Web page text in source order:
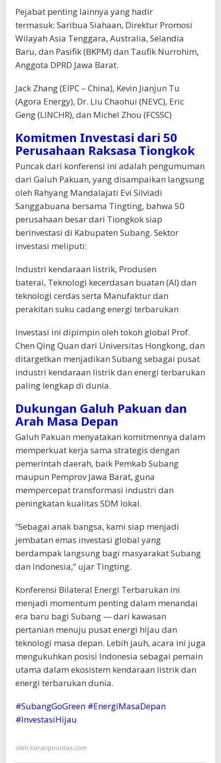
Pejabat penting lainnya yang hadir
termasuk: Saribua Siahaan, Direktur Promosi
Wilayah Asia Tenggara, Australia, Selandia
Baru, dan Pasifik (BKPM) dan Taufik Nurrohim,
Anggota DPRD Jawa Barat.
Jack Zhang (EIPC – China), Kevin Jianjun Tu
(Agora Energy), Dr. Liu Chaohui (NEVC), Eric
Geng (LINCHR), dan Michel Zhou (FCSSC)
Komitmen Investasi dari 50
Perusahaan Raksasa Tiongkok
Puncak dari konferensi ini adalah pengumuman
dari Galuh Pakuan, yang disampaikan langsung
oleh Rahyang Mandalajati Evi Silviadi
Sanggabuana bersama Tingting, bahwa 50
perusahaan besar dari Tiongkok siap
berinvestasi di Kabupaten Subang. Sektor
investasi meliputi:
Industri kendaraan listrik, Produsen
baterai, Teknologi kecerdasan buatan (AI) dan
teknologi cerdas serta Manufaktur dan
perakitan suku cadang energi terbarukan
Investasi ini dipimpin oleh tokoh global Prof.
Chen Qing Quan dari Universitas Hongkong, dan
ditargetkan menjadikan Subang sebagai pusat
industri kendaraan listrik dan energi terbarukan
paling lengkap di dunia.
Dukungan Galuh Pakuan dan
Arah Masa Depan
Galuh Pakuan menyatakan komitmennya dalam
memperkuat kerja sama strategis dengan
pemerintah daerah, baik Pemkab Subang
maupun Pemprov Jawa Barat, guna
mempercepat transformasi industri dan
peningkatan kualitas SDM lokal.
“Sebagai anak bangsa, kami siap menjadi
jembatan emas investasi global yang
berdampak langsung bagi masyarakat Subang
dan Indonesia,” ujar Tingting.
Konferensi Bilateral Energi Terbarukan ini
menjadi momentum penting dalam menandai
era baru bagi Subang — dari kawasan
pertanian menuju pusat energi hijau dan
teknologi masa depan. Lebih jauh, acara ini juga
mengukuhkan posisi Indonesia sebagai pemain
utama dalam ekosistem kendaraan listrik dan
energi terbarukan dunia.
#SubangGoGreen #EnergiMasaDepan
#InvestasiHijau
oleh koranprioritas.com